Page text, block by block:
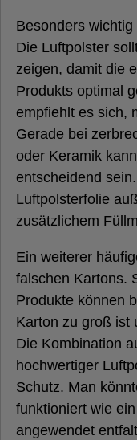
Besonders
Die Luftpolster
zeigen, damit die
Produkts optimal
empfiehlt es sich,
Gerade bei
oder Keramik
entscheidend
Luftpolsterfolie
zusätzlichem
Ein weiterer
falschen Kartons.
Produkte können
Karton zu groß ist
Die Kombination
hochwertiger
Schutz. Man
funktioniert wie
angewendet